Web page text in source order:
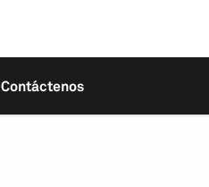
Contáctenos